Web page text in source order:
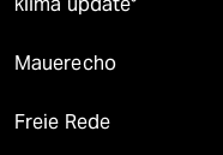
Mauerecho
Freie Rede